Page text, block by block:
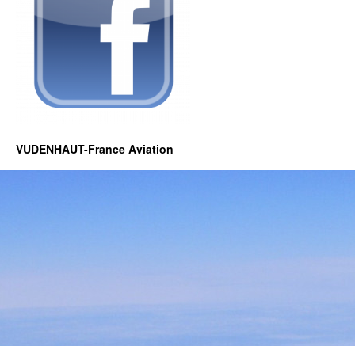
VUDENHAUT-France Aviation